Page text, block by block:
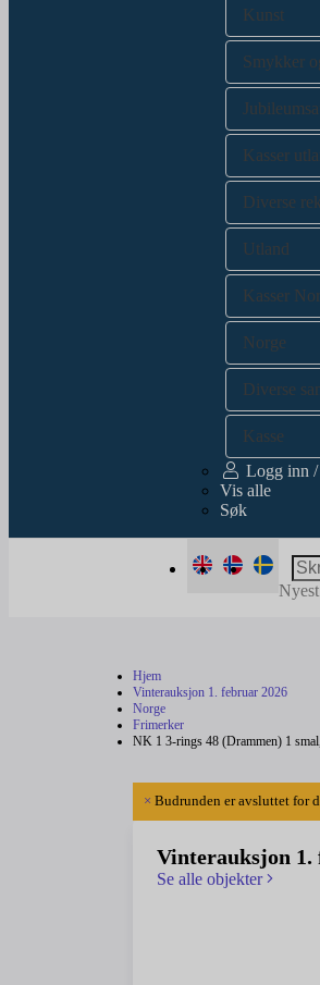
Kunst
Smykker
Kasser
Utland
Kasser
Norge
Diverse
Kasse
Logg inn /
Vis alle
Søk
Nyest
Hjem
Vinterauksjon 1. februar 2026
Norge
Frimerker
NK 1 3-rings 48 (Drammen) 1
× Budrunden er avsluttet for
Vinterauksjon 1.
Se alle objekter